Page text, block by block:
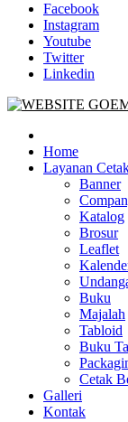
Facebook
Instagram
Youtube
Twitter
Linkedin
Goe Media
0822-4439-5599
invoice kartu nama
pernikahan murah
Home
Layanan
Banner
Katalog
Brosur
Leaflet
Buku
Majalah
Tabloid
Buku
Cetak
Galleri
Kontak